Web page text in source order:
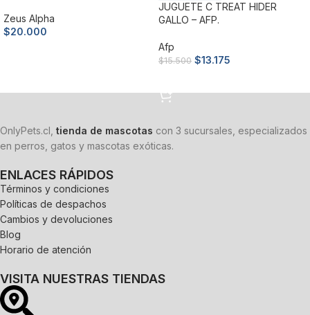
Zeus Alpha
$20.000
JUGUETE C TREAT HIDER
GALLO – AFP.
Afp
$15.500 $13.175
OnlyPets.cl, tienda de mascotas con 3 sucursales, especializados
en perros, gatos y mascotas exóticas.
ENLACES RÁPIDOS
Términos y condiciones
Políticas de despachos
Cambios y devoluciones
Blog
Horario de atención
VISITA NUESTRAS TIENDAS